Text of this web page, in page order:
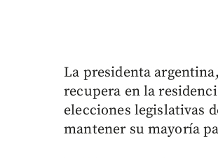
La presidenta argentina,
recupera en la
elecciones legislativas
mantener su mayoría